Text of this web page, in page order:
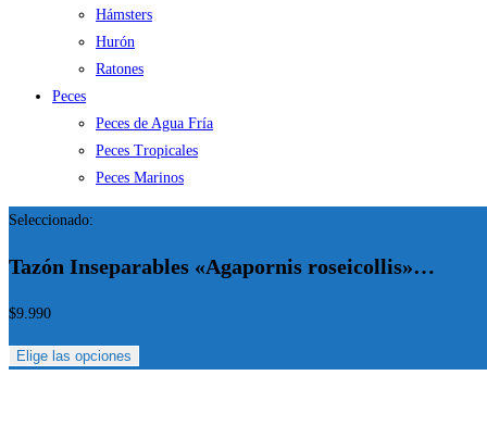
Hámsters
Hurón
Ratones
Peces
Peces de Agua Fría
Peces Tropicales
Peces Marinos
Seleccionado:
Tazón Inseparables «Agapornis roseicollis»…
$9.990
Elige las opciones